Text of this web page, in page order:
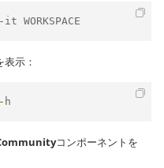
- it WORKSPACE
示：
- h
コンポーネントを